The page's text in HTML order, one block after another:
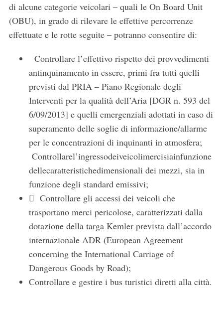
di alcune categorie veicolari – quali le On Board Unit
(OBU), in grado di rilevare le effettive percorrenze
effettuate e le rotte seguite – potranno consentire di:
Controllare l’effettivo rispetto dei provvedimenti
antinquinamento in essere, primi fra tutti quelli
previsti dal PRIA – Piano Regionale degli
Interventi per la qualità dell’Aria [DGR n. 593 del
6/09/2013] e quelli emergenziali adottati in caso di
superamento delle soglie di informazione/allarme
per le concentrazioni di inquinanti in atmosfera;
Controllarel’ingressodeiveicolimercisiainfunzione
dellecaratteristichedimensionali dei mezzi, sia in
funzione degli standard emissivi;
 Controllare gli accessi dei veicoli che
trasportano merci pericolose, caratterizzati dalla
dotazione della targa Kemler prevista dall’accordo
internazionale ADR (European Agreement
concerning the International Carriage of
Dangerous Goods by Road);
Controllare e gestire i bus turistici diretti alla città.